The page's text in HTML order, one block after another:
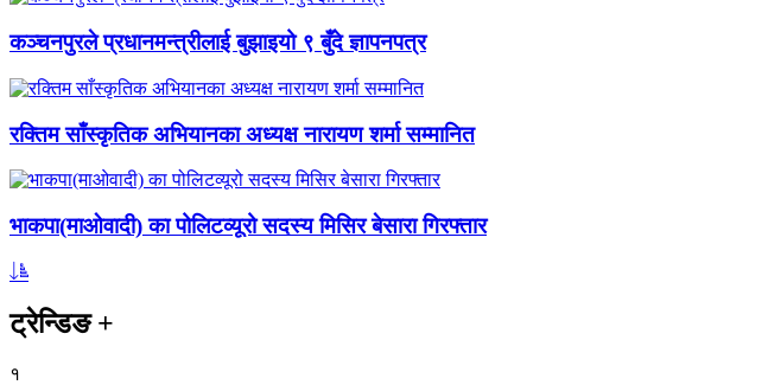
कञ्चनपुरले प्रधानमन्त्रीलाई बुझाइयो ९ बुँदे ज्ञापनपत्र
रक्तिम साँस्कृतिक अभियानका अध्यक्ष नारायण शर्मा सम्मानित
भाकपा(माओवादी) का पोलिटव्यूरो सदस्य मिसिर बेसारा गिरफ्तार
ट्रेन्डिङ+
१